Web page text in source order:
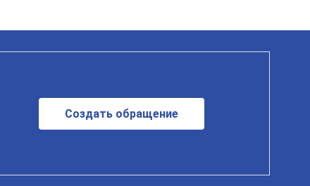
Создать обращение